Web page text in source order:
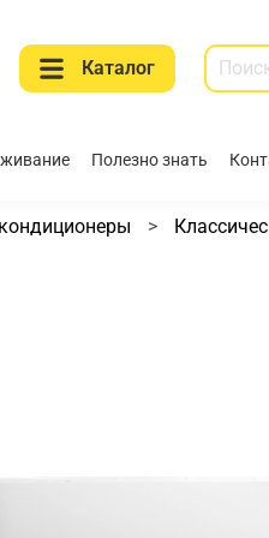
Каталог
Полезно знать